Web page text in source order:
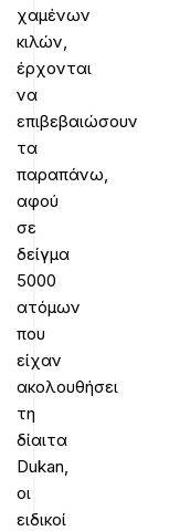
χαμένων
κιλών,
έρχονται
να
επιβεβαιώσουν
τα
παραπάνω,
αφού
σε
δείγμα
5000
ατόμων
που
είχαν
ακολουθήσει
τη
δίαιτα
Dukan,
οι
ειδικοί